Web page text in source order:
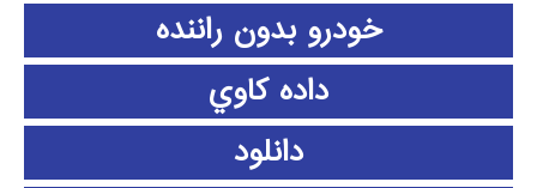
خودرو بدون راننده
داده كاوي
دانلود